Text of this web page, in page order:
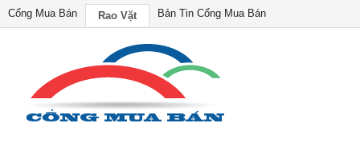
Cổng Mua Bán Rao Vặt Bản Tin Cổng Mua Bán